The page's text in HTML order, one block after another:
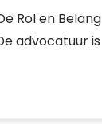
Rol en Belang
advocatuur is